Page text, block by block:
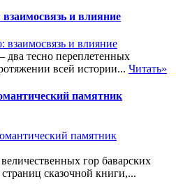
и влияние
два тесно переплетенных
всей истории... Читать»
памятник
гор баварских
сказочной книги,...